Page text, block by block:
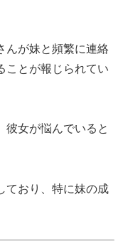
んが妹と頻繁に連絡
ことが報じられてい
彼女が悩んでいると
ており、特に妹の成